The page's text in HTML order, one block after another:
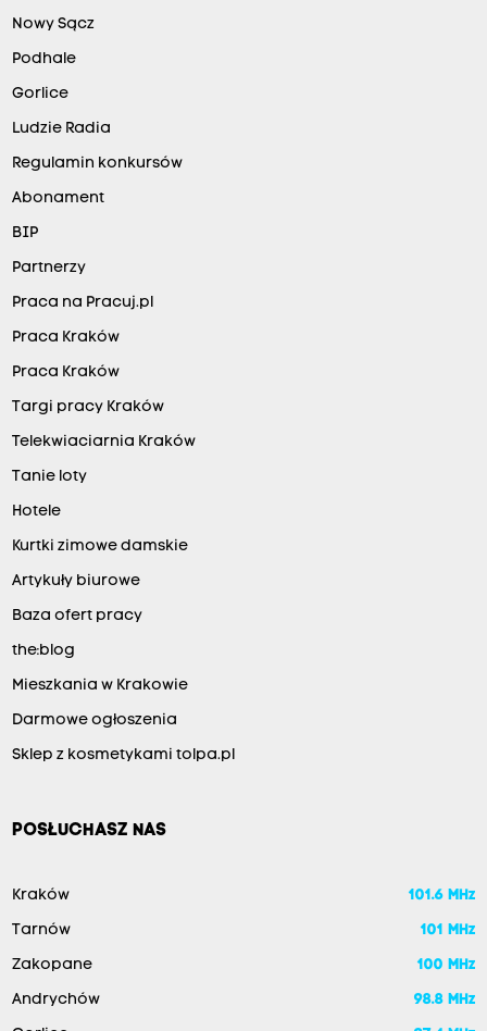
Nowy Sącz
Podhale
Gorlice
Ludzie Radia
Regulamin konkursów
Abonament
BIP
Partnerzy
Praca na Pracuj.pl
Praca Kraków
Praca Kraków
Targi pracy Kraków
Telekwiaciarnia Kraków
Tanie loty
Hotele
Kurtki zimowe damskie
Artykuły biurowe
Baza ofert pracy
the:blog
Mieszkania w Krakowie
Darmowe ogłoszenia
Sklep z kosmetykami tolpa.pl
POSŁUCHASZ NAS
Kraków 101.6 MHz
Tarnów 101 MHz
Zakopane 100 MHz
Andrychów 98.8 MHz